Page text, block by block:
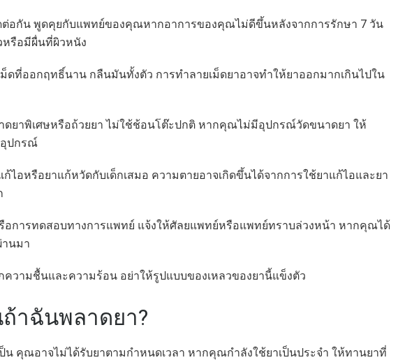
ต่อกัน พูดคุยกับแพทย์ของคุณหากอาการของคุณไม่ดีขึ้นหลังจากการรักษา 7 วัน
รือมีผื่นที่ผิวหนัง
ม็ดที่ออกฤทธิ์นาน กลืนมันทั้งตัว การทำลายเม็ดยาอาจทำให้ยาออกมากเกินไปใน
ดยาพิเศษหรือถ้วยยา ไม่ใช้ช้อนโต๊ะปกติ หากคุณไม่มีอุปกรณ์วัดขนาดยา ให้
อุปกรณ์
ไอหรือยาแก้หวัดกับเด็กเสมอ ความตายอาจเกิดขึ้นได้จากการใช้ยาแก้ไอและยา
การทดสอบทางการแพทย์ แจ้งให้ศัลยแพทย์หรือแพทย์ทราบล่วงหน้า หากคุณได้
นมา
วามชื้นและความร้อน อย่าให้รูปแบบของเหลวของยานี้แข็งตัว
าฉันพลาดยา?
ป็น คุณอาจไม่ได้รับยาตามกำหนดเวลา หากคุณกำลังใช้ยาเป็นประจำ ให้ทานยาที่